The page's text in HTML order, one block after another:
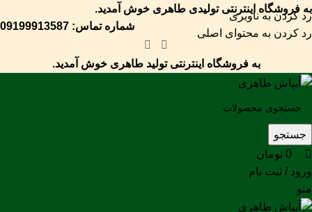
رد کردن به ناوبری
رد کردن به محتوای اصلی
به فروشگاه اینترنتی تولیدی طاهری خوش آمدید.
شماره تماس: 09199913587
به فروشگاه اینترنتی تولید طاهری خوش آمدید.
جستجو
0
0 تومان
ورود / ثبت نام
منو
0
0